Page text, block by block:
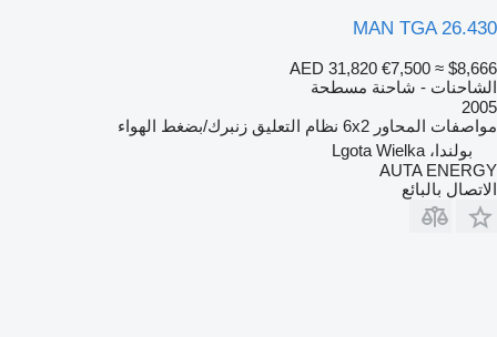
MAN TGA 26.430
AED 31,820 €7,500 ≈ $8,666
الشاحنات - شاحنة مسطحة
2005
مواصفات المحاور 6x2 نظام التعليق زنبرك/بضغط الهواء
بولندا، Lgota Wielka
AUTA ENERGY
الاتصال بالبائع